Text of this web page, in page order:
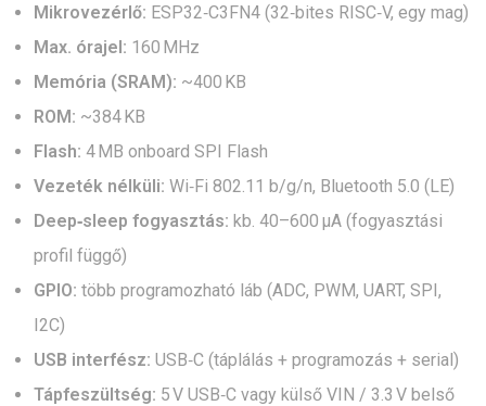
Mikrovezérlő: ESP32‑C3FN4 (32‑bites RISC‑V, egy mag)
Max. órajel: 160 MHz
Memória (SRAM): ~400 KB
ROM: ~384 KB
Flash: 4 MB onboard SPI Flash
Vezeték nélküli: Wi‑Fi 802.11 b/g/n, Bluetooth 5.0 (LE)
Deep‑sleep fogyasztás: kb. 40–600 µA (fogyasztási
profil függő)
GPIO: több programozható láb (ADC, PWM, UART, SPI,
I2C)
USB interfész: USB‑C (táplálás + programozás + serial)
Tápfeszültség: 5 V USB‑C vagy külső VIN / 3.3 V belső